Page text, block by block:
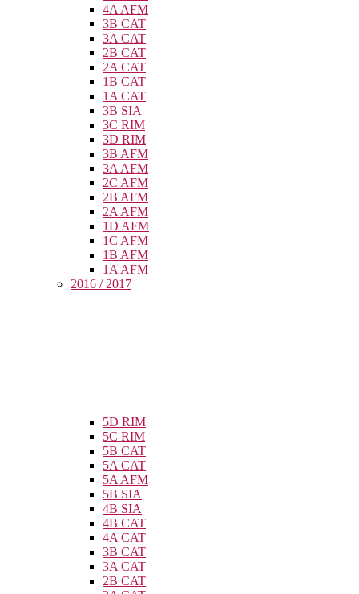
4A AFM
3B CAT
3A CAT
2B CAT
2A CAT
1B CAT
1A CAT
3B SIA
3C RIM
3D RIM
3B AFM
3A AFM
2C AFM
2B AFM
2A AFM
1D AFM
1C AFM
1B AFM
1A AFM
2016 / 2017
5D RIM
5C RIM
5B CAT
5A CAT
5A AFM
5B SIA
4B SIA
4B CAT
4A CAT
3B CAT
3A CAT
2B CAT